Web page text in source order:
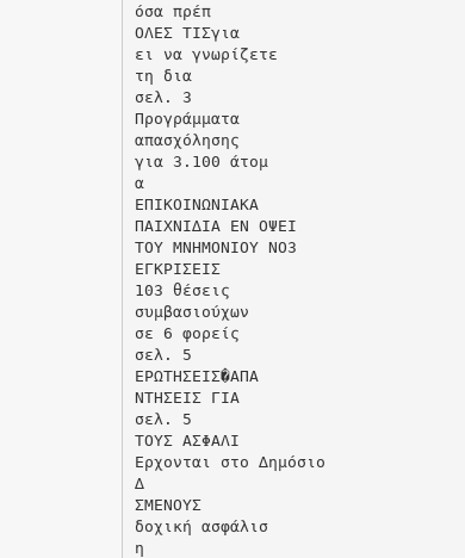
όσα πρέπ
ΟΛΕΣ ΤΙΣγια
ει να γνωρίζετε
τη δια
σελ. 3
Προγράµµατα
απασχόλησης
για 3.100 άτοµ
α
ΕΠΙΚΟΙΝΩΝΙΑΚΑ
ΠΑΙΧΝΙ∆ΙΑ ΕΝ ΟΨΕΙ
ΤΟΥ ΜΝΗΜΟΝΙΟΥ ΝΟ3
ΕΓΚΡΙΣΕΙΣ
103 θέσεις
συµβασιούχων
σε 6 φορείς
σελ. 5
ΕΡΩΤΗΣΕΙΣ�ΑΠΑ
ΝΤΗΣΕΙΣ ΓΙΑ
σελ. 5
ΤΟΥΣ ΑΣΦΑΛΙ
Ερχονται στο ∆ηµόσιο
∆
ΣΜΕΝΟΥΣ
δοχική ασφάλισ
η